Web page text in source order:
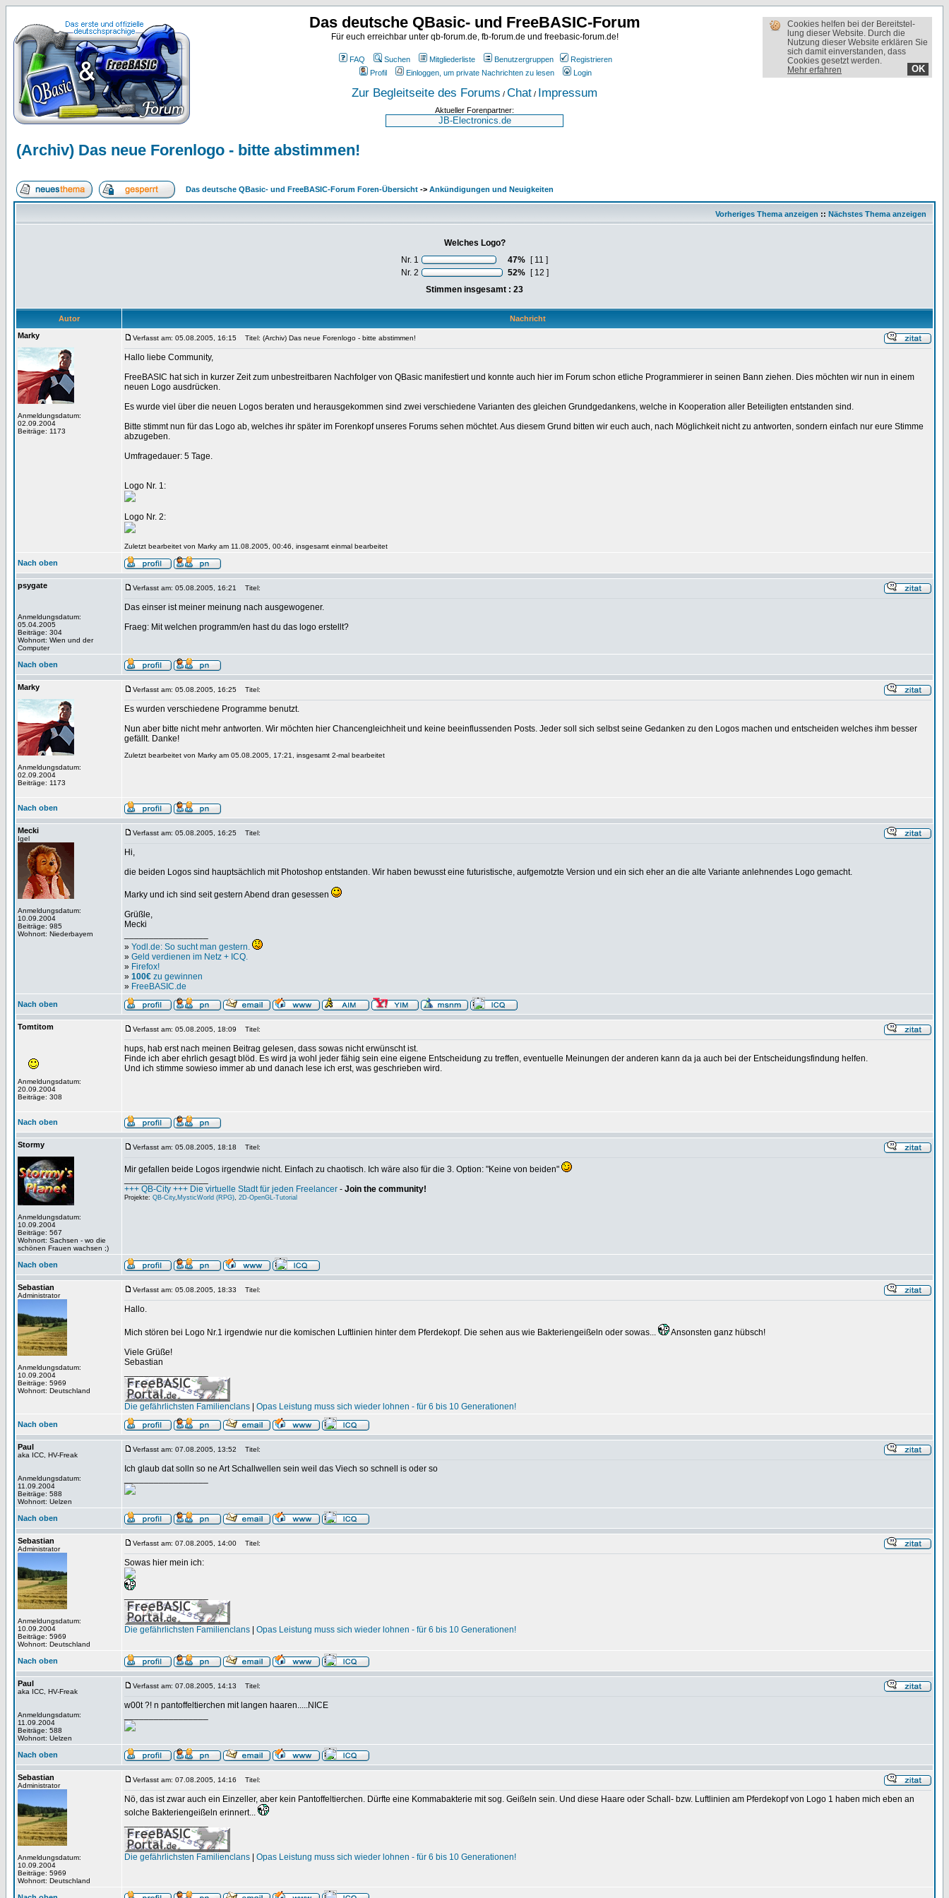
Cookies helfen bei der Bereit­stel­
lung dieser Website. Durch die
Nutzung dieser Website erklären Sie
sich damit einverstanden, dass
Cookies gesetzt werden.
Mehr erfahren
OK
Das deutsche QBasic- und FreeBASIC-Forum
Für euch erreichbar unter qb-forum.de, fb-forum.de und freebasic-forum.de!
FAQ Suchen Mitgliederliste Benutzergruppen
Registrieren
Profil
Einloggen, um private Nachrichten zu lesen Login
Zur Begleitseite des Forums / Chat / Impressum
Aktueller Forenpartner:
(Archiv) Das neue Forenlogo - bitte abstimmen!
Das deutsche QBasic- und FreeBASIC-Forum Foren-Übersicht -> Ankündigungen und Neuigkeiten
Vorheriges Thema anzeigen :: Nächstes Thema anzeigen
Welches Logo?
Nr. 1
47%
[ 11 ]
Nr. 2
52%
[ 12 ]
Stimmen insgesamt : 23
Autor
Nachricht
Marky
Anmeldungsdatum:
02.09.2004
Beiträge: 1173
Verfasst am: 05.08.2005, 16:15 Titel: (Archiv) Das neue Forenlogo - bitte abstimmen!
Hallo liebe Community,
FreeBASIC hat sich in kurzer Zeit zum unbestreitbaren Nachfolger von QBasic manifestiert und konnte auch hier im Forum schon etliche Programmierer in seinen Bann ziehen. Dies möchten wir nun in einem
neuen Logo ausdrücken.
Es wurde viel über die neuen Logos beraten und herausgekommen sind zwei verschiedene Varianten des gleichen Grundgedankens, welche in Kooperation aller Beteiligten entstanden sind.
Bitte stimmt nun für das Logo ab, welches ihr später im Forenkopf unseres Forums sehen möchtet. Aus diesem Grund bitten wir euch auch, nach Möglichkeit nicht zu antworten, sondern einfach nur eure Stimme
abzugeben.
Umfragedauer: 5 Tage.
Logo Nr. 1:
Logo Nr. 2:
Zuletzt bearbeitet von Marky am 11.08.2005, 00:46, insgesamt einmal bearbeitet
Nach oben
psygate
Anmeldungsdatum:
05.04.2005
Beiträge: 304
Wohnort: Wien und der
Computer
Verfasst am: 05.08.2005, 16:21 Titel:
Das einser ist meiner meinung nach ausgewogener.
Fraeg: Mit welchen programm/en hast du das logo erstellt?
Nach oben
Marky
Anmeldungsdatum:
02.09.2004
Beiträge: 1173
Verfasst am: 05.08.2005, 16:25 Titel:
Es wurden verschiedene Programme benutzt.
Nun aber bitte nicht mehr antworten. Wir möchten hier Chancengleichheit und keine beeinflussenden Posts. Jeder soll sich selbst seine Gedanken zu den Logos machen und entscheiden welches ihm besser
gefällt. Danke!
Zuletzt bearbeitet von Marky am 05.08.2005, 17:21, insgesamt 2-mal bearbeitet
Nach oben
Mecki
Igel
Anmeldungsdatum:
10.09.2004
Beiträge: 985
Wohnort: Niederbayern
Verfasst am: 05.08.2005, 16:25 Titel:
Hi,
die beiden Logos sind hauptsächlich mit Photoshop entstanden. Wir haben bewusst eine futuristische, aufgemotzte Version und ein sich eher an die alte Variante anlehnendes Logo gemacht.
Marky und ich sind seit gestern Abend dran gesessen
Grüßle,
Mecki
» Yodl.de: So sucht man gestern.
» Geld verdienen im Netz + ICQ.
» Firefox!
» 100€ zu gewinnen
» FreeBASIC.de
Nach oben
Tomtitom
Anmeldungsdatum:
20.09.2004
Beiträge: 308
Verfasst am: 05.08.2005, 18:09 Titel:
hups, hab erst nach meinen Beitrag gelesen, dass sowas nicht erwünscht ist.
Finde ich aber ehrlich gesagt blöd. Es wird ja wohl jeder fähig sein eine eigene Entscheidung zu treffen, eventuelle Meinungen der anderen kann da ja auch bei der Entscheidungsfindung helfen.
Und ich stimme sowieso immer ab und danach lese ich erst, was geschrieben wird.
Nach oben
Stormy
Anmeldungsdatum:
10.09.2004
Beiträge: 567
Wohnort: Sachsen - wo die
schönen Frauen wachsen ;)
Verfasst am: 05.08.2005, 18:18 Titel:
Mir gefallen beide Logos irgendwie nicht. Einfach zu chaotisch. Ich wäre also für die 3. Option: "Keine von beiden"
+++ QB-City +++ Die virtuelle Stadt für jeden Freelancer - Join the community!
Projekte: QB-City, MysticWorld (RPG), 2D-OpenGL-Tutorial
Nach oben
Sebastian
Administrator
Anmeldungsdatum:
10.09.2004
Beiträge: 5969
Wohnort: Deutschland
Verfasst am: 05.08.2005, 18:33 Titel:
Hallo.
Mich stören bei Logo Nr.1 irgendwie nur die komischen Luftlinien hinter dem Pferdekopf. Die sehen aus wie Bakteriengeißeln oder sowas...
Ansonsten ganz hübsch!
Viele Grüße!
Sebastian
Die gefährlichsten Familienclans Opas Leistung muss sich wieder lohnen - für 6 bis 10 Generationen!
Nach oben
Paul
aka ICC, HV-Freak
Anmeldungsdatum:
11.09.2004
Beiträge: 588
Wohnort: Uelzen
Verfasst am: 07.08.2005, 13:52 Titel:
Ich glaub dat solln so ne Art Schallwellen sein weil das Viech so schnell is oder so
Nach oben
Sebastian
Administrator
Anmeldungsdatum:
10.09.2004
Beiträge: 5969
Wohnort: Deutschland
Verfasst am: 07.08.2005, 14:00 Titel:
Sowas hier mein ich:
Die gefährlichsten Familienclans Opas Leistung muss sich wieder lohnen - für 6 bis 10 Generationen!
Nach oben
Paul
aka ICC, HV-Freak
Anmeldungsdatum:
11.09.2004
Beiträge: 588
Wohnort: Uelzen
Verfasst am: 07.08.2005, 14:13 Titel:
w00t ?! n pantoffeltierchen mit langen haaren.....NICE
Nach oben
Sebastian
Administrator
Anmeldungsdatum:
10.09.2004
Beiträge: 5969
Wohnort: Deutschland
Verfasst am: 07.08.2005, 14:16 Titel:
Nö, das ist zwar auch ein Einzeller, aber kein Pantoffeltierchen. Dürfte eine Kommabakterie mit sog. Geißeln sein. Und diese Haare oder Schall- bzw. Luftlinien am Pferdekopf von Logo 1 haben mich eben an
solche Bakteriengeißeln erinnert...
Die gefährlichsten Familienclans Opas Leistung muss sich wieder lohnen - für 6 bis 10 Generationen!